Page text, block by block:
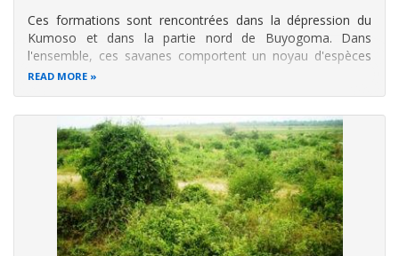
Ces formations sont rencontrées dans la dépression du
Kumoso et dans la partie nord de Buyogoma. Dans
l'ensemble, ces savanes comportent un noyau d'espèces
ligneuses communes:
READ MORE